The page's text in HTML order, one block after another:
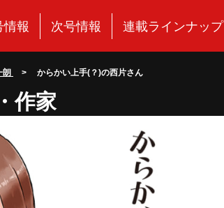
情報 次号情報 連載ラインナップ
> からかい上手(？)の西片さん
作家